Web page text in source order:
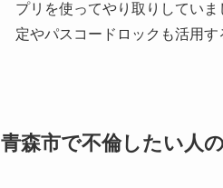
プリを使ってやり取りしてい
定やパスコードロックも活用す
青森市で不倫したい人